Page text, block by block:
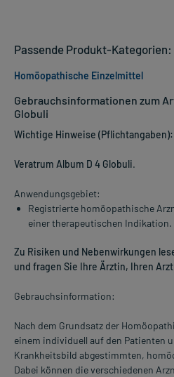
Gebrauchsinformationen zum
Globuli
Wichtige Hinweise (Pflichtangaben):
Veratrum Album D 4 Globuli.
Anwendungsgebiet:
Registrierte homöopathische
einer therapeutischen Indikation.
Zu Risiken und Nebenwirkungen
und fragen Sie Ihre Ärztin, Ihren
Gebrauchsinformation:
Nach dem Grundsatz der
einem individuell auf den Patienten
Krankheitsbild abgestimmten,
Dabei können die verschiedenen
Passende Produkt-Kategorien:
Homöopathische Einzelmittel